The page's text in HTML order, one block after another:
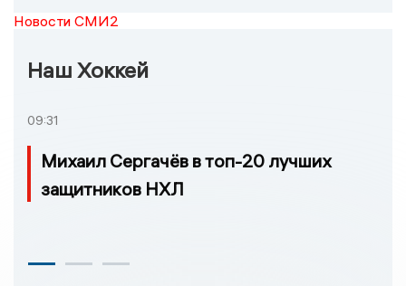
Новости СМИ2
Наш Хоккей
09:31
Михаил Сергачёв в топ-20 лучших
защитников НХЛ